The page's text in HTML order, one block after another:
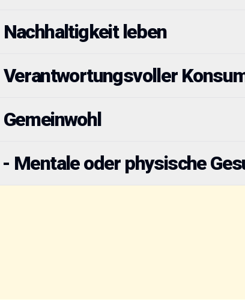
leben
Verantwortungsvoller
Mentale oder physische